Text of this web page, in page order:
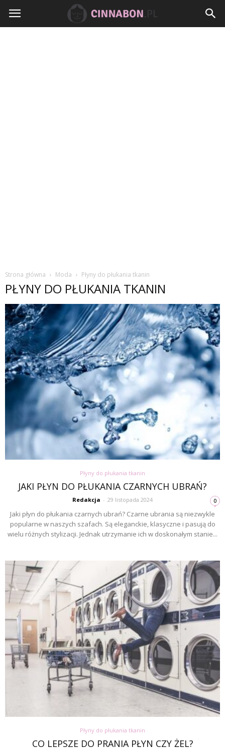
Cinnabon.pl
Strona główna Moda Płyny do płukania tkanin
PŁYNY DO PŁUKANIA TKANIN
Płyny do płukania tkanin
JAKI PŁYN DO PŁUKANIA CZARNYCH UBRAŃ?
Redakcja - 29 listopada 2024 0
Jaki płyn do płukania czarnych ubrań? Czarne ubrania są niezwykle
popularne w naszych szafach. Są eleganckie, klasyczne i pasują do
wielu różnych stylizacji. Jednak utrzymanie ich w doskonałym stanie...
Płyny do płukania tkanin
CO LEPSZE DO PRANIA PŁYN CZY ŻEL?